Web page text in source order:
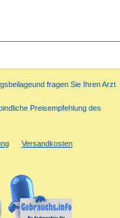
fragen Sie Ihren Arzt
Preisempfehlung des
Versandkosten